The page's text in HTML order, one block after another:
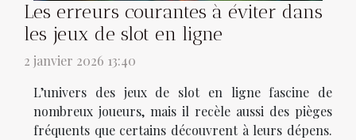
Les erreurs courantes à éviter dans
les jeux de slot en ligne
2 janvier 2026 13:40
L’univers des jeux de slot en ligne fascine de
nombreux joueurs, mais il recèle aussi des pièges
fréquents que certains découvrent à leurs dépens.